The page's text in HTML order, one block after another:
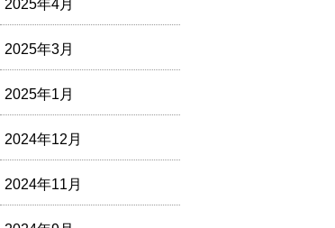
2025年4月
2025年3月
2025年1月
2024年12月
2024年11月